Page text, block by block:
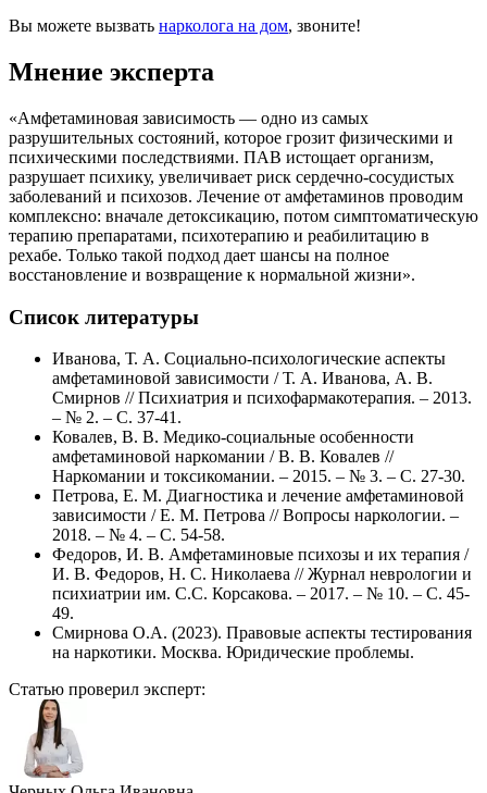
Вы можете вызвать нарколога на дом, звоните!
Мнение эксперта
«Амфетаминовая зависимость — одно из самых
разрушительных состояний, которое грозит физическими и
психическими последствиями. ПАВ истощает организм,
разрушает психику, увеличивает риск сердечно-сосудистых
заболеваний и психозов. Лечение от амфетаминов проводим
комплексно: вначале детоксикацию, потом симптоматическую
терапию препаратами, психотерапию и реабилитацию в
рехабе. Только такой подход дает шансы на полное
восстановление и возвращение к нормальной жизни».
Список литературы
Иванова, Т. А. Социально-психологические аспекты
амфетаминовой зависимости / Т. А. Иванова, А. В.
Смирнов // Психиатрия и психофармакотерапия. – 2013.
– № 2. – С. 37-41.
Ковалев, В. В. Медико-социальные особенности
амфетаминовой наркомании / В. В. Ковалев //
Наркомании и токсикомании. – 2015. – № 3. – С. 27-30.
Петрова, Е. М. Диагностика и лечение амфетаминовой
зависимости / Е. М. Петрова // Вопросы наркологии. –
2018. – № 4. – С. 54-58.
Федоров, И. В. Амфетаминовые психозы и их терапия /
И. В. Федоров, Н. С. Николаева // Журнал неврологии и
психиатрии им. С.С. Корсакова. – 2017. – № 10. – С. 45-
49.
Смирнова О.А. (2023). Правовые аспекты тестирования
на наркотики. Москва. Юридические проблемы.
Статью проверил эксперт: